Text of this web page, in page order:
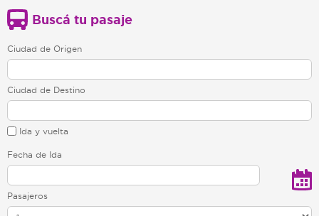
Buscá tu pasaje
Ciudad de Origen
Ciudad de Destino
Ida y vuelta
Fecha de Ida
Pasajeros